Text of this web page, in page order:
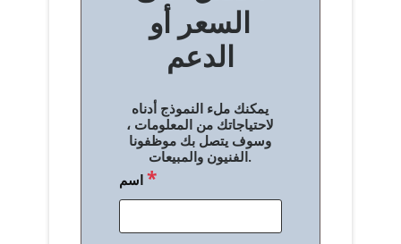
السعر أو
الدعم
يمكنك ملء النموذج أدناه
لاحتياجاتك من المعلومات ،
وسوف يتصل بك موظفونا
الفنيون والمبيعات.
اسم*